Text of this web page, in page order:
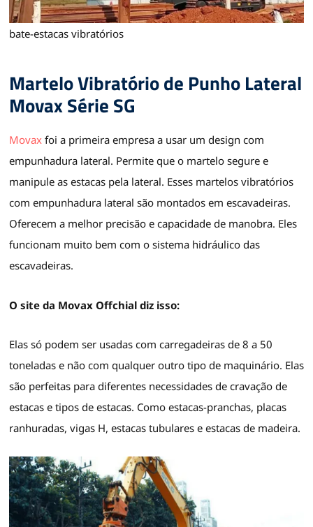
bate-estacas vibratórios
Martelo Vibratório de Punho Lateral
Movax Série SG
Movax foi a primeira empresa a usar um design com
empunhadura lateral. Permite que o martelo segure e
manipule as estacas pela lateral. Esses martelos vibratórios
com empunhadura lateral são montados em escavadeiras.
Oferecem a melhor precisão e capacidade de manobra. Eles
funcionam muito bem com o sistema hidráulico das
escavadeiras.
O site da Movax Offchial diz isso:
Elas só podem ser usadas com carregadeiras de 8 a 50
toneladas e não com qualquer outro tipo de maquinário. Elas
são perfeitas para diferentes necessidades de cravação de
estacas e tipos de estacas. Como estacas-pranchas, placas
ranhuradas, vigas H, estacas tubulares e estacas de madeira.